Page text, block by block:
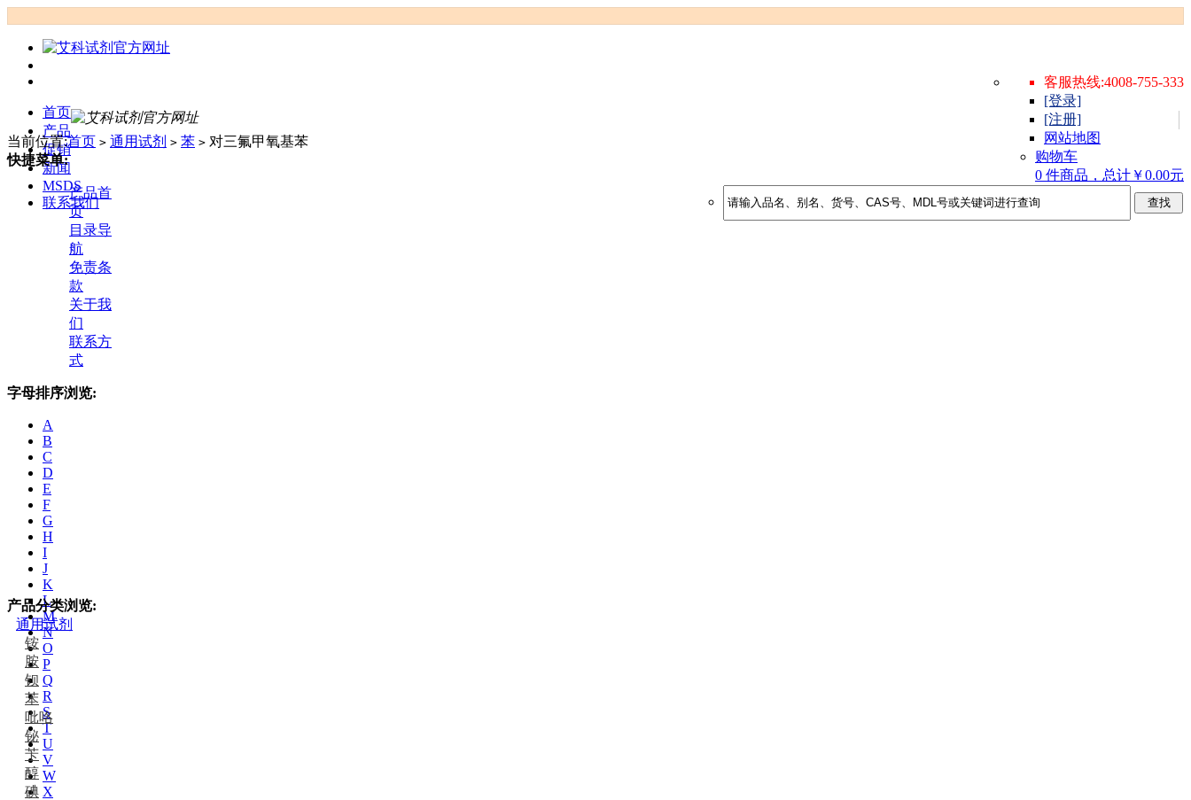
客服热线:4008-755-333
[登录]
[注册]
网站地图
购物车
0 件商品，总计￥0.00元
首页
产品
促销
新闻
MSDS
联系我们
当前位置:首页 > 通用试剂 > 苯 > 对三氟甲氧基苯
快捷菜单:
产品首
页
目录导
航
免责条
款
关于我
们
联系方
式
字母排序浏览:
A
B
C
D
E
F
G
H
I
J
K
L
M
N
O
P
Q
R
S
T
U
V
W
X
产品分类浏览:
通用试剂
铵
胺
钡
苯
吡咯
铋
苄
醇
碘